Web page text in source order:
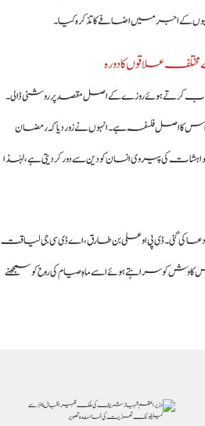
کے اجر میں اضافے کا تذکرہ کیا۔
علاقوں کا دورہ
ہوئے روزے کے اصل مقصد پر روشنی ڈالی۔
کا اصل فلسفہ ہے۔ انہوں نے زور دیا کہ رمضان
کی پیروی انسان کو دین سے دور کر دیتی ہے، لہٰذا
دعا کی گئی۔ ڈی پی او علی بن طارق، اے ڈی سی جی لیاقت
کو سراہتے ہوئے اسے ماہِ صیام کی روح کو سمجھنے